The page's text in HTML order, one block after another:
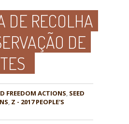
DE RECOLHA
DE
FREEDOM ACTIONS, SEED
, Z - 2017 PEOPLE'S